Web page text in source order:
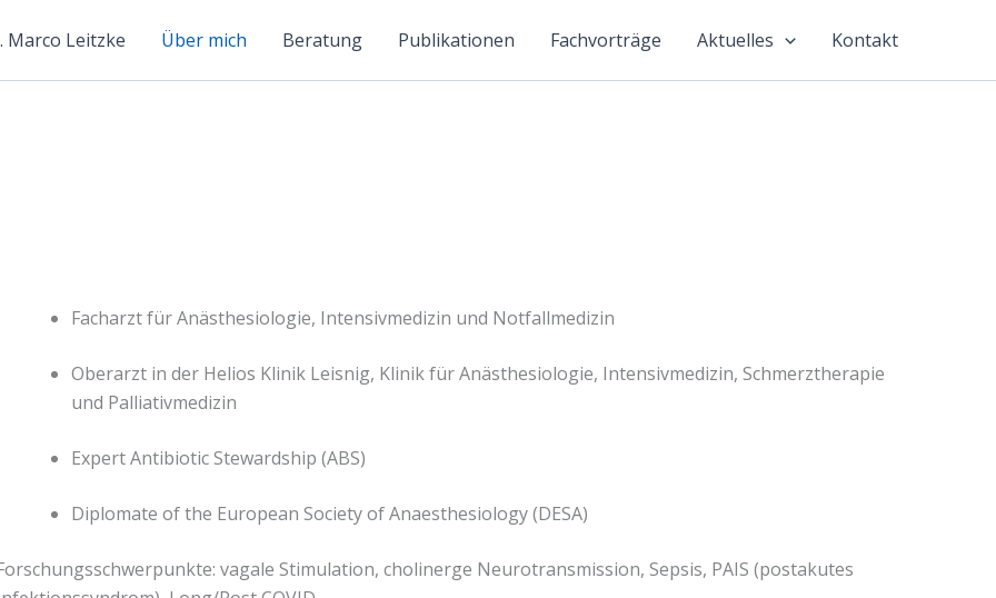
Marco Leitzke Über mich Beratung Publikationen Fachvorträge Aktuelles Kontakt
Facharzt für Anästhesiologie, Intensivmedizin und Notfallmedizin
Oberarzt in der Helios Klinik Leisnig, Klinik für Anästhesiologie, Intensivmedizin, Schmerztherapie
und Palliativmedizin
Expert Antibiotic Stewardship (ABS)
Diplomate of the European Society of Anaesthesiology (DESA)
vagale Stimulation, cholinerge Neurotransmission, Sepsis, PAIS (postakutes